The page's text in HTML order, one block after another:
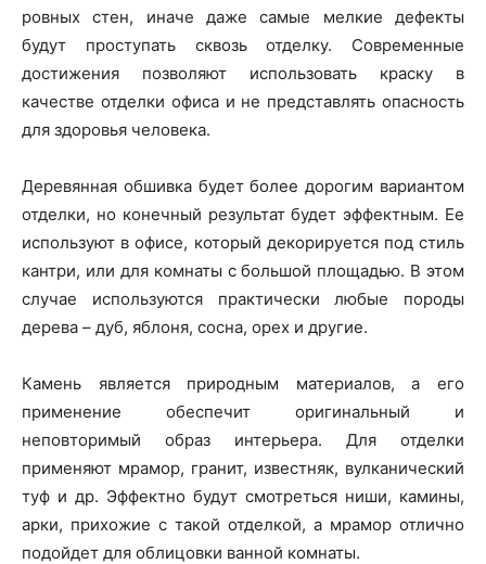
ровных стен, иначе даже самые мелкие дефекты
будут проступать сквозь отделку. Современные
достижения позволяют использовать краску в
качестве отделки офиса и не представлять опасность
для здоровья человека.
Деревянная обшивка будет более дорогим вариантом
отделки, но конечный результат будет эффектным. Ее
используют в офисе, который декорируется под стиль
кантри, или для комнаты с большой площадью. В этом
случае используются практически любые породы
дерева – дуб, яблоня, сосна, орех и другие.
Камень является природным материалов, а его
применение обеспечит оригинальный и
неповторимый образ интерьера. Для отделки
применяют мрамор, гранит, известняк, вулканический
туф и др. Эффектно будут смотреться ниши, камины,
арки, прихожие с такой отделкой, а мрамор отлично
подойдет для облицовки ванной комнаты.